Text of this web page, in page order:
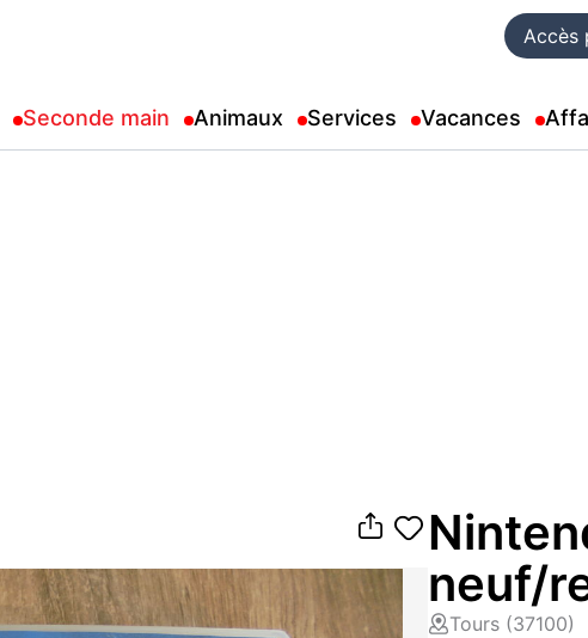
Accès
Seconde main Animaux Services Vacances
neuf/
Tours (37100)